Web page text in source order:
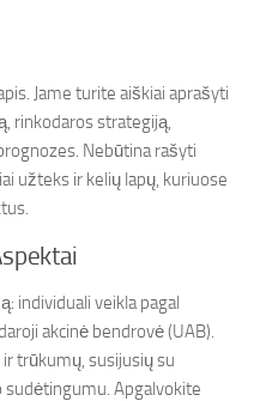
Jame turite aiškiai aprašyti
rinkodaros strategiją,
Nebūtina rašyti
užteks ir kelių lapų, kuriuose
individuali veikla pagal
akcinė bendrovė (UAB).
trūkumų, susijusių su
Apgalvokite